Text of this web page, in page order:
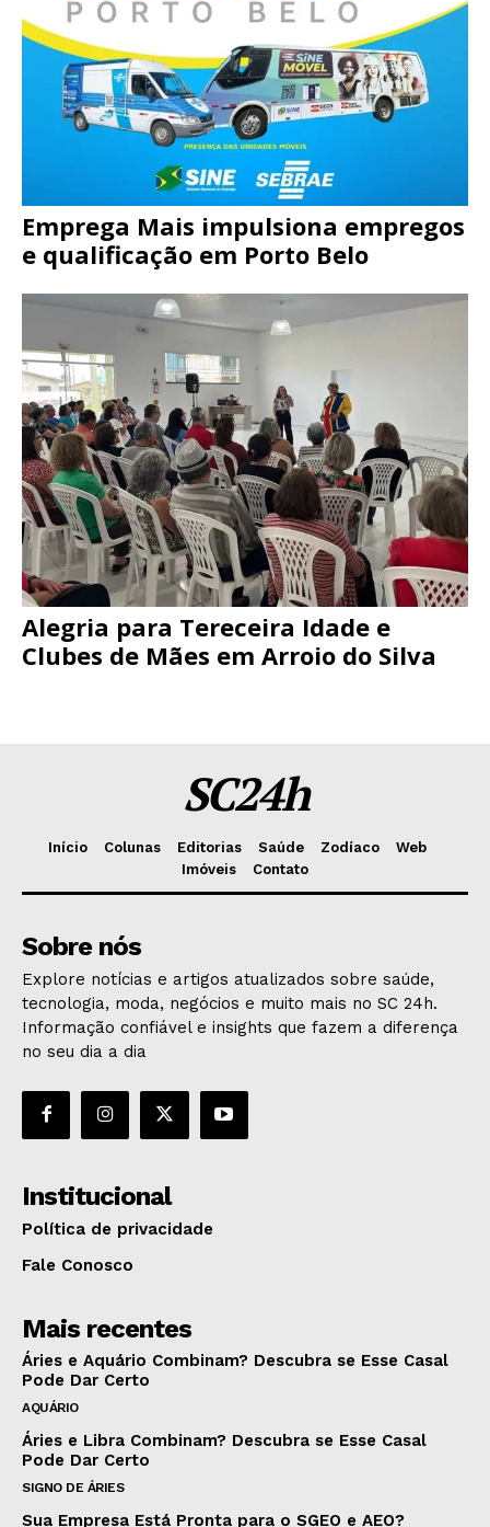
Emprega Mais impulsiona empregos
e qualificação em Porto Belo
Alegria para Tereceira Idade e
Clubes de Mães em Arroio do Silva
SC24h
Início Colunas Editorias Saúde Zodíaco
Web
Imóveis
Contato
Sobre nós
Explore notícias e artigos atualizados sobre saúde,
tecnologia, moda, negócios e muito mais no SC 24h.
Informação confiável e insights que fazem a diferença
no seu dia a dia
Institucional
Política de privacidade
Fale Conosco
Mais recentes
Áries e Aquário Combinam? Descubra se Esse Casal
Pode Dar Certo
AQUÁRIO
Áries e Libra Combinam? Descubra se Esse Casal
Pode Dar Certo
SIGNO DE ÁRIES
Sua Empresa Está Pronta para o SGEO e AEO?